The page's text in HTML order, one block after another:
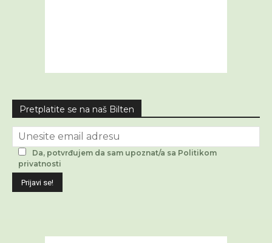
Pretplatite se na naš Bilten
Da, potvrđujem da sam upoznat/a sa Politikom
privatnosti